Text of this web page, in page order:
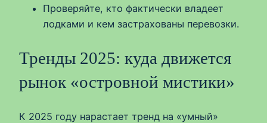
Проверяйте, кто фактически владеет
лодками и кем застрахованы перевозки.
Тренды 2025: куда движется
рынок «островной мистики»
К 2025 году нарастает тренд на «умный»